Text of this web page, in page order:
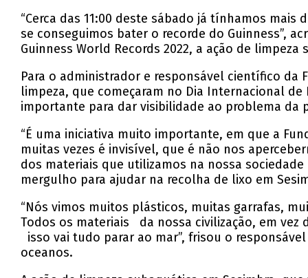
“Cerca das 11:00 deste sábado já tínhamos
se conseguimos bater o recorde do Guinness”,
Guinness World Records 2022, a ação de
Para o administrador e responsável científico da
limpeza, que começaram no Dia Internacional
importante para dar visibilidade ao problema da
“É uma iniciativa muito importante, em que a
muitas vezes é invisível, que é não nos
dos materiais que utilizamos na nossa
mergulho para ajudar na recolha de lixo em
“Nós vimos muitos plásticos, muitas garrafas,
Todos os materiais da nossa civilização, em
isso vai tudo parar ao mar”, frisou o
oceanos.